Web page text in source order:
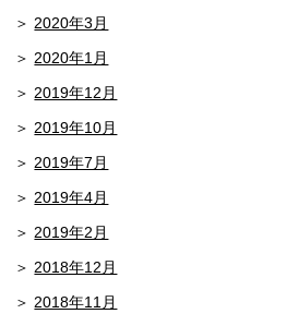
2020年3月
2020年1月
2019年12月
2019年10月
2019年7月
2019年4月
2019年2月
2018年12月
2018年11月